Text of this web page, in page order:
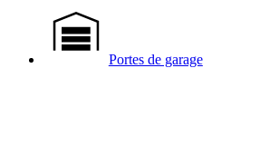
Portes de garage